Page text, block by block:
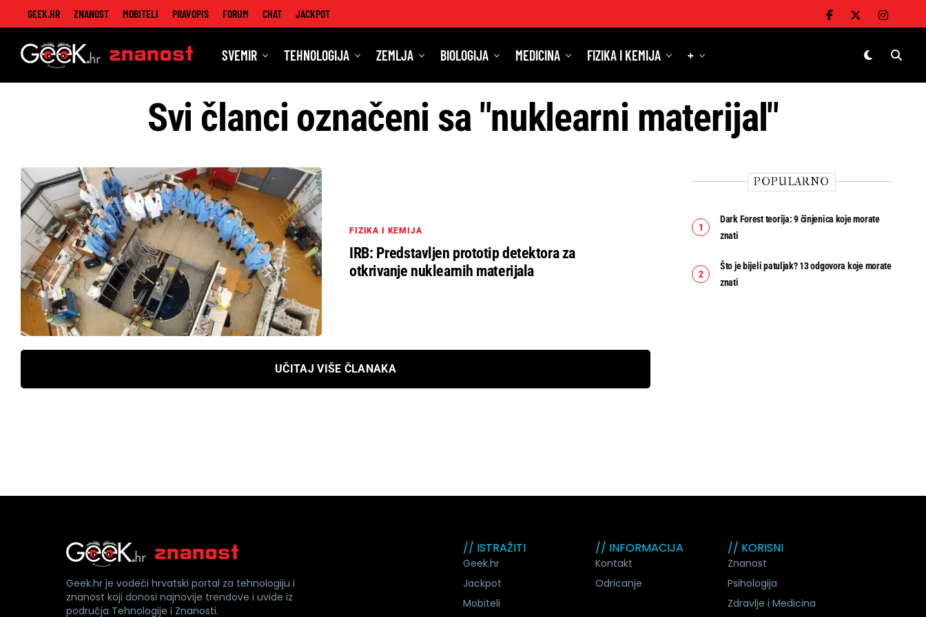
GEEK.HR ZNANOST MOBITELI PRAVOPIS FORUM CHAT JACKPOT
Znanost
SVEMIR TEHNOLOGIJA ZEMLJA BIOLOGIJA MEDICINA FIZIKA I KEMIJA +
Svi članci označeni sa "nuklearni materijal"
FIZIKA I KEMIJA
IRB: Predstavljen prototip detektora za
otkrivanje nuklearnih materijala
UČITAJ VIŠE ČLANAKA
POPULARNO
Dark Forest teorija: 9 činjenica koje morate
znati
Što je bijeli patuljak? 13 odgovora koje morate
znati
// ISTRAŽITI
Geek.hr
Jackpot
Mobiteli
// INFORMACIJA
Kontakt
Odricanje
// KORISNI
Znanost
Psihologija
Zdravlje i Medicina
Geek.hr je vodeći hrvatski portal za tehnologiju i
znanost koji donosi najnovije trendove i uvide iz
područja Tehnologije i Znanosti.